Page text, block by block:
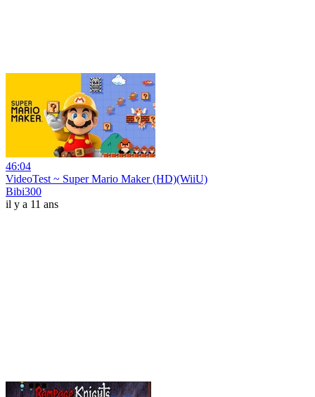
46:04
VideoTest ~ Super Mario Maker (HD)(WiiU)
Bibi300
il y a 11 ans